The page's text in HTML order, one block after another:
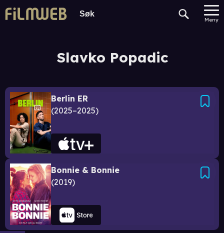
Meny
Slavko Popadic
Berlin ER
2025–2025
Bonnie & Bonnie
2019